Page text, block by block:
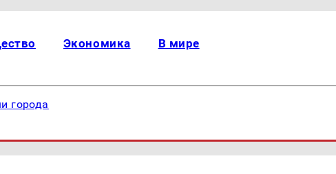
Экономика В мире
города